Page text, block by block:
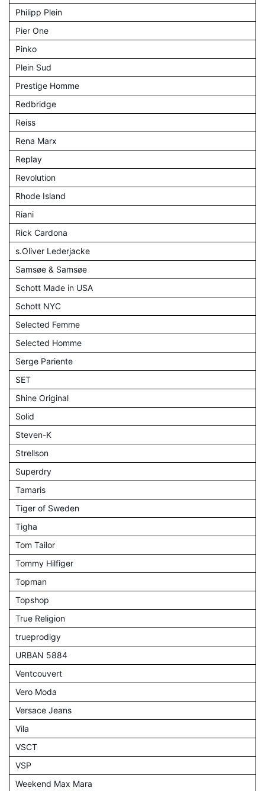
Philipp Plein
Pier One
Pinko
Plein Sud
Prestige Homme
Redbridge
Reiss
Rena Marx
Replay
Revolution
Rhode Island
Riani
Rick Cardona
s.Oliver Lederjacke
Samsøe & Samsøe
Schott Made in USA
Schott NYC
Selected Femme
Selected Homme
Serge Pariente
SET
Shine Original
Solid
Steven-K
Strellson
Superdry
Tamaris
Tiger of Sweden
Tigha
Tom Tailor
Tommy Hilfiger
Topman
Topshop
True Religion
trueprodigy
URBAN 5884
Ventcouvert
Vero Moda
Versace Jeans
Vila
VSCT
VSP
Weekend Max Mara